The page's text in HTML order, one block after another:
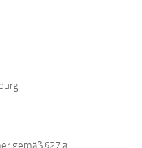
gemäß §27 a